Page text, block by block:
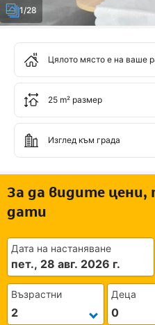
1/28
Цялото място е на ваше
25 m² размер
Изглед към града
За да видите цени,
дати
Дата на настаняване
пет., 28 авг. 2026 г.
Възрастни Деца